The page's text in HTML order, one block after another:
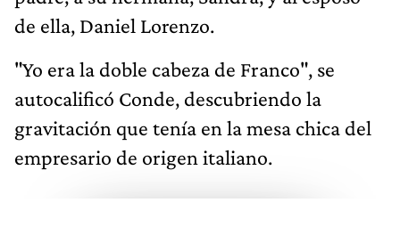
de ella, Daniel Lorenzo.
"Yo era la doble cabeza de Franco", se
autocalificó Conde, descubriendo la
gravitación que tenía en la mesa chica del
empresario de origen italiano.